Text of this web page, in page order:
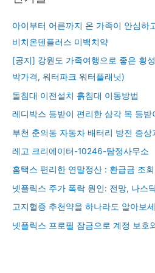
아이부터 어른까지 온 가족이 안심하
비치온덴플러스 미백치약
[공지] 강원도 가족여행으로 좋은 횡
박가격, 워터파크 워터플래닛)
돌침대 이전설치 흙침대 이동방법
레디박스 등받이 편리한 삼각 목 등
부천 춘의동 자동차 배터리 방전 증상
레고 크리에이터-10246-탐정사무소
홈택스 편리한 연말정산 : 환급금 조
넷플릭스 주가 폭락 원인: 전망, 나스
고지혈증 추천약을 하나라도 알아보
넷플릭스 프로필 잠금으로 계정 보호